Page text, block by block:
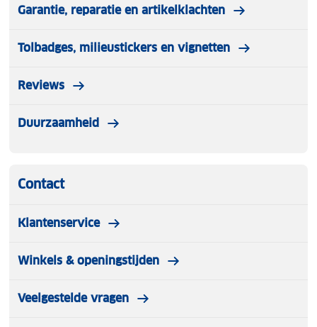
Garantie, reparatie en artikelklachten
Tolbadges, milieustickers en vignetten
Reviews
Duurzaamheid
Contact
Klantenservice
Winkels & openingstijden
Veelgestelde vragen